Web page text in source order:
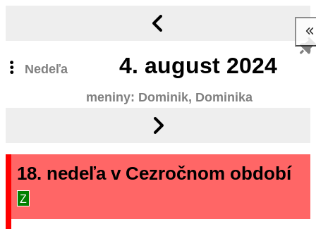
Nedeľa 4. august 2024
meniny: Dominik, Dominika
18. nedeľa v Cezročnom období
Z